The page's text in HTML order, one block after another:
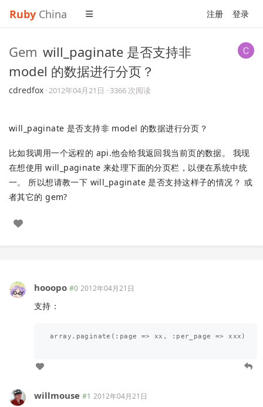
Ruby China 注册 登录
Gem will_paginate 是否支持非
model 的数据进行分页？
cdredfox ·2012年04月21日 · 3366 次阅读
will_paginate 是否支持非 model 的数据进行分页？
比如我调用一个远程的 api.他会给我返回我当前页的数据。 我现
在想使用 will_paginate 来处理下面的分页栏，以便在系统中统
一。 所以想请教一下 will_paginate 是否支持这样子的情况？ 或
者其它的 gem?
hooopo #0 2012年04月21日
支持：
array.paginate(:page => xx, :per_page => xxx)
willmouse #1 2012年04月21日